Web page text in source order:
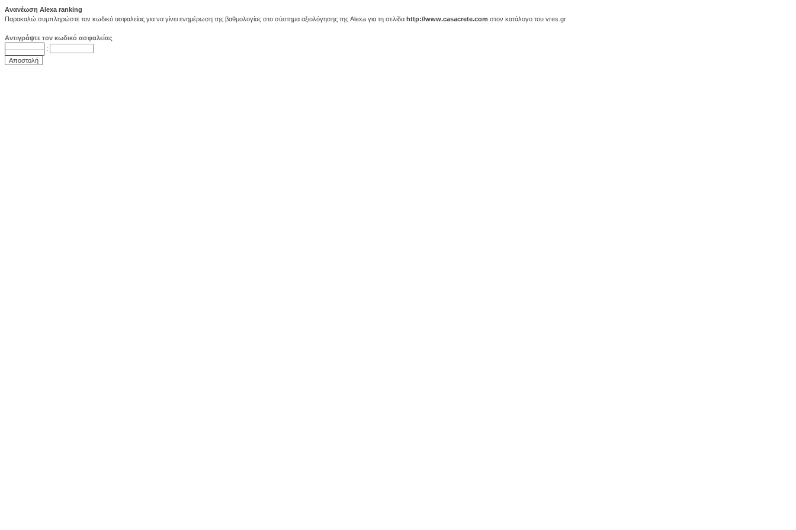
Ανανέωση Alexa ranking
Παρακαλώ συμπληρώστε τον κωδικό ασφαλείας για να γίνει ενημέρωση της βαθμολογίας στο σύστημα αξιολόγησης της Alexa για τη σελίδα http://www.casacrete.com στον κατάλογο του vres.gr
Αντιγράψτε τον κωδικό ασφαλείας
: